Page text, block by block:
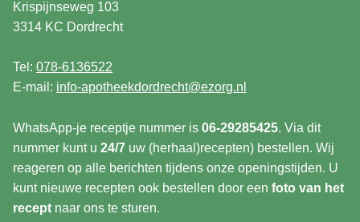
Krispijnseweg 103
3314 KC Dordrecht
Tel: 078-6136522
E-mail: info-apotheekdordrecht@ezorg.nl
WhatsApp-je receptje nummer is 06-29285425. Via dit
nummer kunt u 24/7 uw (herhaal)recepten) bestellen. Wij
reageren op alle berichten tijdens onze openingstijden. U
kunt nieuwe recepten ook bestellen door een foto van het
recept naar ons te sturen.